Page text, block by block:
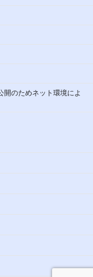
開のためネット環境によ